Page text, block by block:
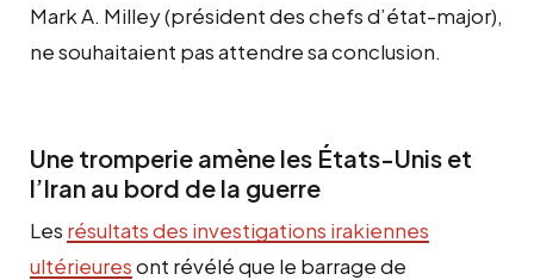
Mark A. Milley (président des chefs d’état-major),
ne souhaitaient pas attendre sa conclusion.
Une tromperie amène les États-Unis et
l’Iran au bord de la guerre
Les résultats des investigations irakiennes
ultérieuresont révélé que le barrage de